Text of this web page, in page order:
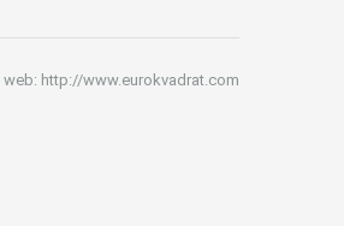
http://www.eurokvadrat.com